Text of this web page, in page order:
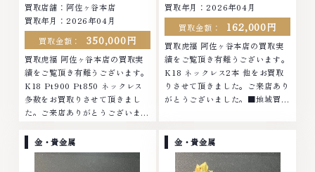
買取店舗：阿佐ヶ谷本店
買取年月：2026年04月
買取金額：
350,000円
買取虎福 阿佐ヶ谷本店の買取実
績をご覧頂き有難うございます。
K18 Pt900 Pt850 ネックレス
多数をお買取りさせて頂きまし
た。ご来店ありがとうございまし
ラチナ ダイヤモンド ブランド品
ブランド衣類 お酒買取りのこと
なら、お任せくださいなかでも
買取年月：2026年04月
買取金額：
162,000円
買取虎福 阿佐ヶ谷本店の買取実
績をご覧頂き有難うございます。
K18 ネックレス2本 他をお買取
りさせて頂きました。ご来店あり
がとうございました。■地域買取
酒買取りのことなら、お任せくだ
さいなかでも金・プラチナ等のア
クセサリー・貴金属・宝石・ダイ
金・貴金属 金・貴金属